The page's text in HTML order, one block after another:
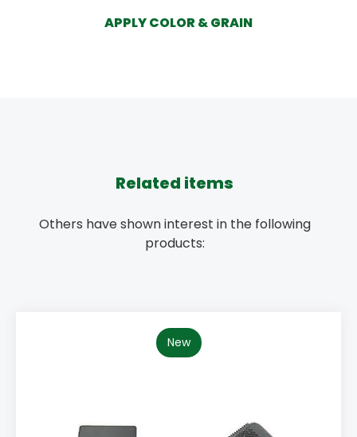
APPLY COLOR & GRAIN
Related items
Others have shown interest in the following
products:
New